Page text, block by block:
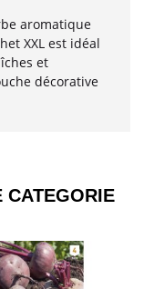
aromatique
XXL est idéal
et
décorative
CATEGORIE​